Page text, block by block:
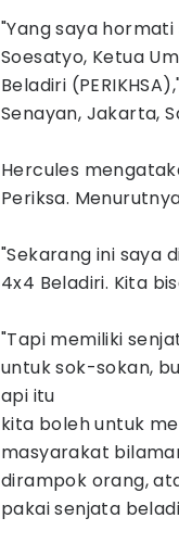
"Yang saya
Soesatyo, Ketua
Beladiri
Senayan, Jakarta,
Hercules
Periksa.
"Sekarang ini saya
4x4 Beladiri. Kita
"Tapi memiliki
untuk sok-sokan,
api itu
kita boleh untuk
masyarakat
dirampok orang,
pakai senjata